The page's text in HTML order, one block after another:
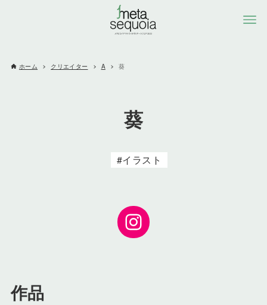
ホーム クリエイター A 葵
葵
イラスト
Instagram
作品